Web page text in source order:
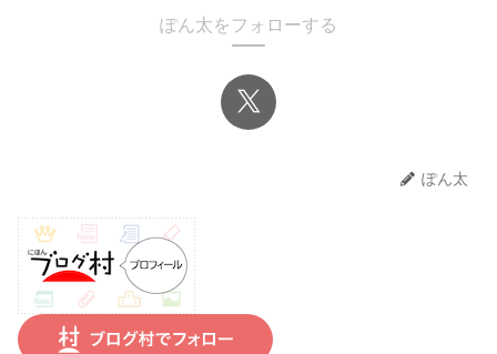
ぽん太をフォローする
ぽん太